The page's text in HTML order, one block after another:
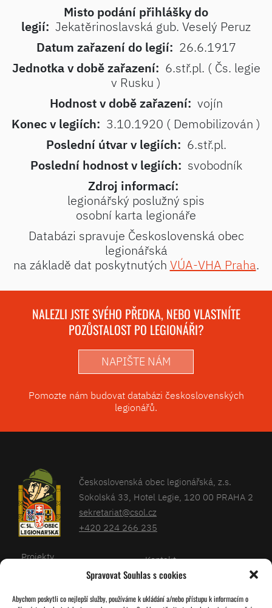
Spravovat Souhlas s cookies
Abychom poskytli co nejlepší služby, používáme k ukládání a/nebo přístupu k informacím o
Misto podání přihlášky do
legií: Jekatěrinoslavská gub. Veselý Peruz
Datum zařazení do legií: 26.6.1917
Jednotka v době zařazení: 6.stř.pl. ( Čs. legie
v Rusku )
Hodnost v době zařazení: vojín
Konec v legiích: 3.10.1920 ( Demobilizován )
Poslední útvar v legiích: 6.stř.pl.
Poslední hodnost v legiích: svobodník
Zdroj informací:
legionářský poslužný spis
osobní karta legionáře
Databázi spravuje Československá obec
legionářská
na základě dat poskytnutých VÚA-VHA Praha.
NALEZLI JSTE SVÉHO PŘEDKA, NEBO VLASTNÍTE
POZŮSTALOST PO LEGIONÁŘI?
NAPIŠTE NÁM
Pomozte nám budovat databázi československých
legionářů.
Československá obec legionářská, z.s.
Sokolská 33, Hotel Legie, 120 00 PRAHA 2
sekretariat@csol.cz
+420 224 266 235
Projekty
Kalendář
Kontakt
Databáze legionářů
Pro členy